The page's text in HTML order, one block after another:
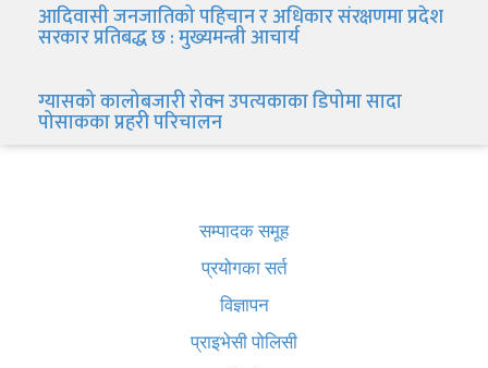
आदिवासी जनजातिको पहिचान र अधिकार संरक्षणमा प्रदेश
सरकार प्रतिबद्ध छ : मुख्यमन्त्री आचार्य
ग्यासको कालोबजारी रोक्न उपत्यकाका डिपोमा सादा
पोसाकका प्रहरी परिचालन
सम्पादक समूह
प्रयोगका सर्त
विज्ञापन
प्राइभेसी पोलिसी